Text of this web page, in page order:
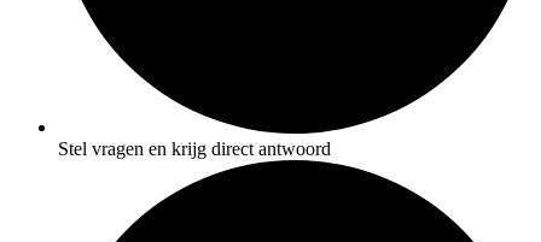
Stel vragen en krijg direct antwoord